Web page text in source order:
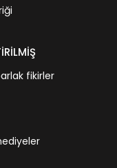
fikirler